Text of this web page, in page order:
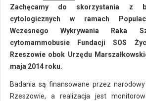
Zachęcamy do skorzystania z
cytologicznych w ramach
Wczesnego Wykrywania Raka
cytomammobusie Fundacji SOS
Rzeszowie obok Urzędu
maja 2014 roku.
Badania są finansowane przez
Rzeszowie, a realizacja jest